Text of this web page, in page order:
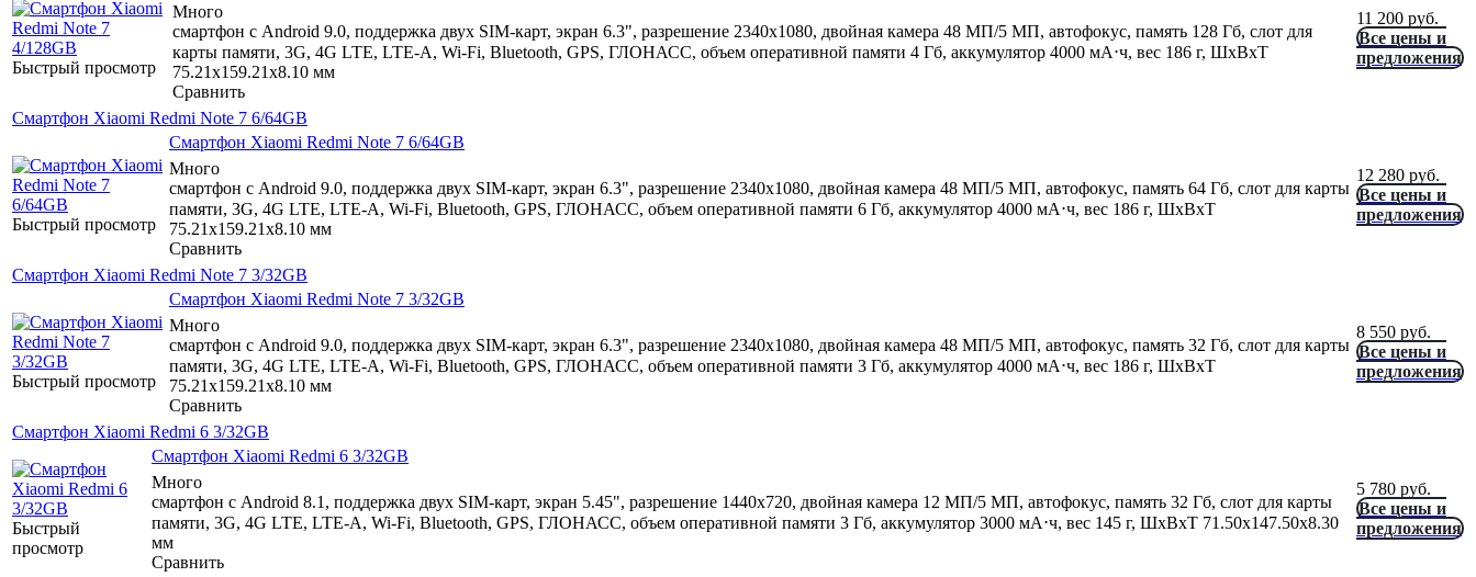
Быстрый просмотр
Много
смартфон с Android 9.0, поддержка двух SIM-карт, экран 6.3", разрешение 2340x1080, двойная камера 48 МП/5 МП, автофокус, память 128 Гб, слот для
карты памяти, 3G, 4G LTE, LTE-A, Wi-Fi, Bluetooth, GPS, ГЛОНАСС, объем оперативной памяти 4 Гб, аккумулятор 4000 мА⋅ч, вес 186 г, ШxВxТ
75.21x159.21x8.10 мм
Сравнить
11 200 руб.
Все цены и
предложения
Смартфон Xiaomi Redmi Note 7 6/64GB
Быстрый просмотр
Смартфон Xiaomi Redmi Note 7 6/64GB
Много
смартфон с Android 9.0, поддержка двух SIM-карт, экран 6.3", разрешение 2340x1080, двойная камера 48 МП/5 МП, автофокус, память 64 Гб, слот для карты
памяти, 3G, 4G LTE, LTE-A, Wi-Fi, Bluetooth, GPS, ГЛОНАСС, объем оперативной памяти 6 Гб, аккумулятор 4000 мА⋅ч, вес 186 г, ШxВxТ
75.21x159.21x8.10 мм
Сравнить
12 280 руб.
Все цены и
предложения
Смартфон Xiaomi Redmi Note 7 3/32GB
Быстрый просмотр
Смартфон Xiaomi Redmi Note 7 3/32GB
Много
смартфон с Android 9.0, поддержка двух SIM-карт, экран 6.3", разрешение 2340x1080, двойная камера 48 МП/5 МП, автофокус, память 32 Гб, слот для карты
памяти, 3G, 4G LTE, LTE-A, Wi-Fi, Bluetooth, GPS, ГЛОНАСС, объем оперативной памяти 3 Гб, аккумулятор 4000 мА⋅ч, вес 186 г, ШxВxТ
75.21x159.21x8.10 мм
Сравнить
8 550 руб.
Все цены и
предложения
Смартфон Xiaomi Redmi 6 3/32GB
Быстрый
просмотр
Смартфон Xiaomi Redmi 6 3/32GB
Много
смартфон с Android 8.1, поддержка двух SIM-карт, экран 5.45", разрешение 1440x720, двойная камера 12 МП/5 МП, автофокус, память 32 Гб, слот для карты
памяти, 3G, 4G LTE, LTE-A, Wi-Fi, Bluetooth, GPS, ГЛОНАСС, объем оперативной памяти 3 Гб, аккумулятор 3000 мА⋅ч, вес 145 г, ШxВxТ 71.50x147.50x8.30
мм
Сравнить
5 780 руб.
Все цены и
предложения